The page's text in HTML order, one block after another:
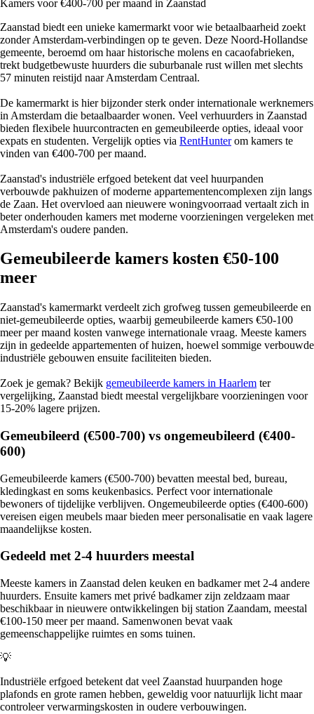
Kamers voor €400-700 per maand in Zaanstad
Zaanstad biedt een unieke kamermarkt voor wie betaalbaarheid zoekt
zonder Amsterdam-verbindingen op te geven. Deze Noord-Hollandse
gemeente, beroemd om haar historische molens en cacaofabrieken,
trekt budgetbewuste huurders die suburbanale rust willen met slechts
57 minuten reistijd naar Amsterdam Centraal.
De kamermarkt is hier bijzonder sterk onder internationale werknemers
in Amsterdam die betaalbaarder wonen. Veel verhuurders in Zaanstad
bieden flexibele huurcontracten en gemeubileerde opties, ideaal voor
expats en studenten. Vergelijk opties via RentHunterom kamers te
vinden van €400-700 per maand.
Zaanstad's industriële erfgoed betekent dat veel huurpanden
verbouwde pakhuizen of moderne appartementencomplexen zijn langs
de Zaan. Het overvloed aan nieuwere woningvoorraad vertaalt zich in
beter onderhouden kamers met moderne voorzieningen vergeleken met
Amsterdam's oudere panden.
Gemeubileerde kamers kosten €50-100
meer
Zaanstad's kamermarkt verdeelt zich grofweg tussen gemeubileerde en
niet-gemeubileerde opties, waarbij gemeubileerde kamers €50-100
meer per maand kosten vanwege internationale vraag. Meeste kamers
zijn in gedeelde appartementen of huizen, hoewel sommige verbouwde
industriële gebouwen ensuite faciliteiten bieden.
Zoek je gemak? Bekijk gemeubileerde kamers in Haarlem ter
vergelijking, Zaanstad biedt meestal vergelijkbare voorzieningen voor
15-20% lagere prijzen.
Gemeubileerd (€500-700) vs ongemeubileerd (€400-
600)
Gemeubileerde kamers (€500-700) bevatten meestal bed, bureau,
kledingkast en soms keukenbasics. Perfect voor internationale
bewoners of tijdelijke verblijven. Ongemeubileerde opties (€400-600)
vereisen eigen meubels maar bieden meer personalisatie en vaak lagere
maandelijkse kosten.
Gedeeld met 2-4 huurders meestal
Meeste kamers in Zaanstad delen keuken en badkamer met 2-4 andere
huurders. Ensuite kamers met privé badkamer zijn zeldzaam maar
beschikbaar in nieuwere ontwikkelingen bij station Zaandam, meestal
€100-150 meer per maand. Samenwonen bevat vaak
gemeenschappelijke ruimtes en soms tuinen.
💡
Industriële erfgoed betekent dat veel Zaanstad huurpanden hoge
plafonds en grote ramen hebben, geweldig voor natuurlijk licht maar
controleer verwarmingskosten in oudere verbouwingen.